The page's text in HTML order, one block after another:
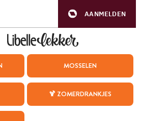
AANMELDEN
MOSSELEN
🍹 ZOMERDRANKJES